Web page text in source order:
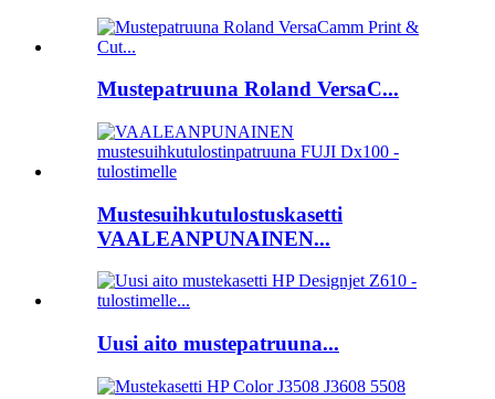
Mustepatruuna Roland VersaC...
Mustesuihkutulostuskasetti
VAALEANPUNAINEN...
Uusi aito mustepatruuna...